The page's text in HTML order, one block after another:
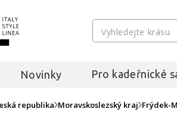
Novinky Pro kadeřnické
republika Moravskoslezský kraj Frýdek-